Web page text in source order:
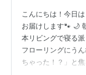
こんにちは！今日
お届けします🐾 🌙
本リビングで寝る
フローリングにう
ちゃった！？」と